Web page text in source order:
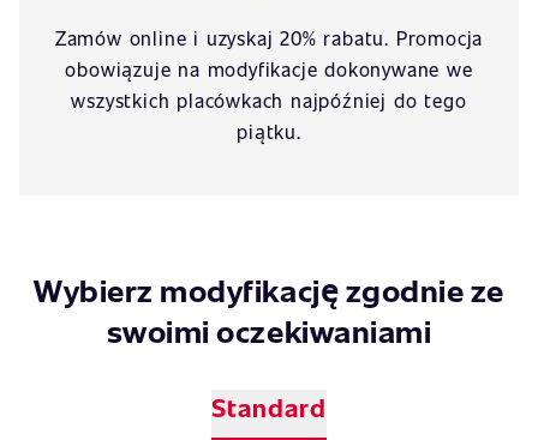
Zamów online i uzyskaj 20% rabatu. Promocja
obowiązuje na modyfikacje dokonywane we
wszystkich placówkach najpóźniej do tego
piątku.
Wybierz modyfikację zgodnie ze
swoimi oczekiwaniami
Standard